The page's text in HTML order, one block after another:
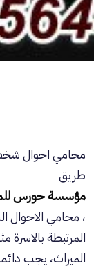
محامي احوال
طريق
مؤسسة حورس
، محامي الاحوال
المرتبطة بالاسرة
الميراث، يجب